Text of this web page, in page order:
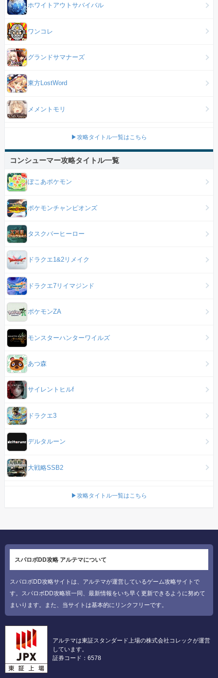
ホワイトアウトサバイバル
ワンコレ
グランドサマナーズ
東方LostWord
メメントモリ
▶攻略タイトル一覧はこちら
コンシューマー攻略タイトル一覧
ぽこあポケモン
ポケモンチャンピオンズ
タスクバーヒーロー
ドラクエ1&2リメイク
ドラクエ7リイマジンド
ポケモンZA
モンスターハンターワイルズ
あつ森
サイレントヒルf
ドラクエ3
デルタルーン
大戦略SSB2
▶攻略タイトル一覧はこちら
スパロボDD攻略 アルテマについて
スパロボDD攻略サイトは、アルテマが運営しているゲーム攻略サイトで
す。スパロボDD攻略班一同、最新情報をいち早く更新できるように努めて
まいります。また、当サイトは基本的にリンクフリーです。
アルテマは東証スタンダード上場の株式会社コレックが運営
しています。
証券コード：6578